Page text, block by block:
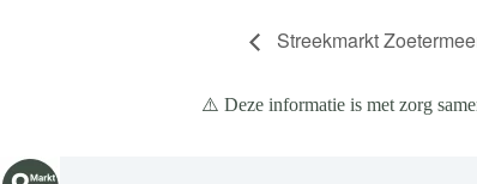
Streekmarkt
⚠️ Deze informatie is met zorg